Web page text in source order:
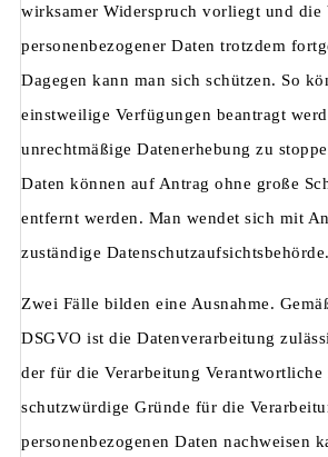
wirksamer Widerspruch vorliegt und die
personenbezogener Daten trotzdem
Dagegen kann man sich schützen. So
einstweilige Verfügungen beantragt
unrechtmäßige Datenerhebung zu
Daten können auf Antrag ohne große
entfernt werden. Man wendet sich mit
zuständige Datenschutzaufsichtsbehörde.
Zwei Fälle bilden eine Ausnahme.
DSGVO ist die Datenverarbeitung
der für die Verarbeitung Verantwortliche
schutzwürdige Gründe für die
personenbezogenen Daten nachweisen